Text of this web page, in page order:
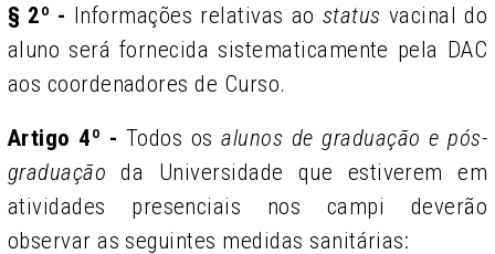
§ 2º - Informações relativas ao status vacinal do
aluno será fornecida sistematicamente pela DAC
aos coordenadores de Curso.
Artigo 4º - Todos osalunos de graduação e pós-
graduaçãoda Universidade que estiverem em
atividades presenciais nos campi deverão
observar as seguintes medidas sanitárias: